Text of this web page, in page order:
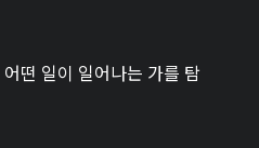
떤 일이 일어나는 가를 탐